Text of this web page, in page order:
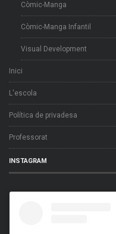
Còmic-Manga
Còmic-Manga Infantil
Visual Development
Inici
L'escola
Política de privadesa
Professorat
INSTAGRAM